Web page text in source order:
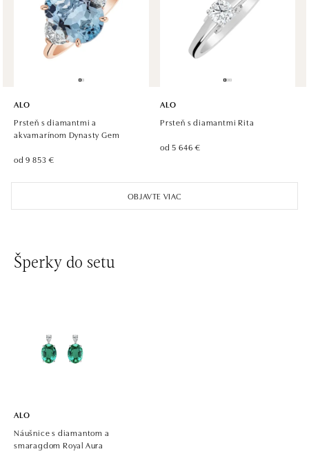
U Dálnice 777, 664 42 Modřice
tel.: +420 733 397 316, +420 605 231 821
dnes otvorené od 10:00
ALO diamonds OC Palladium, Praha 1
Náměstí Republiky 1, 110 00 Praha 1 - Nové Město
dnes otvorené od 09:00
Pařížská 1076/7, 110 00 Praha 1
Chlumecká 765/6, 198 19 Praha 9
ALO diamonds, Westfield, Praha 4 - Chodov
Roztylská 2321/19, 148 00 Praha 4 - Chodov
OBJAVTE VIAC
ALO
Prsteň s diamantmi a
akvamarínom Dynasty Gem
od 9 853 €
ALO
Prsteň s diamantmi Rita
od 5 646 €
Šperky do setu
ALO
Náušnice s diamantom a
smaragdom Royal Aura